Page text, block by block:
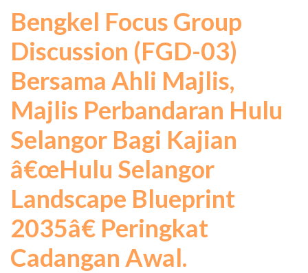
Bengkel Focus Group
Discussion (FGD-03)
Bersama Ahli Majlis,
Majlis Perbandaran Hulu
Selangor Bagi Kajian
â€œHulu Selangor
Landscape Blueprint
2035â€ Peringkat
Cadangan Awal.